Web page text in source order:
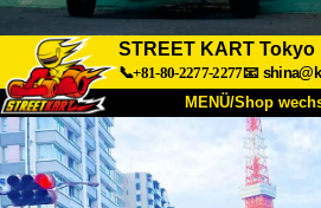
STREET KART Tokyo
📞+81-80-2277-2277📧
MENÜ/Shop
START
Über uns Spezifikationen